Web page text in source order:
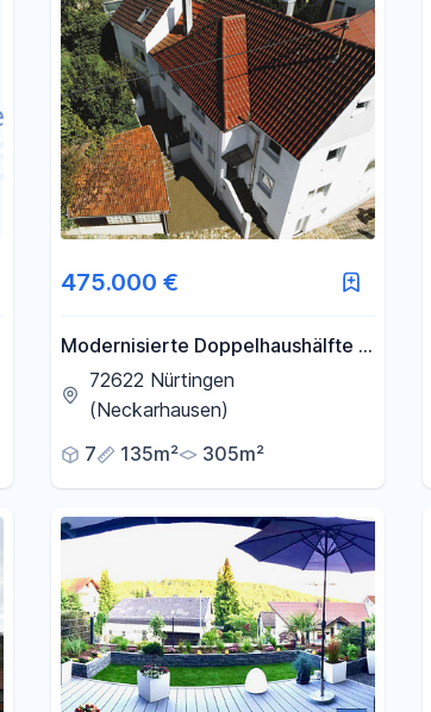
475.000 €
Modernisierte Doppelhaushälfte -
ideal für Mehrgenerationen -
optionale Werkstatt/Scheune
72622 Nürtingen
(Neckarhausen)
7
135m² 305m²